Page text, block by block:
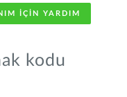
IÇIN YARDIM
kodu